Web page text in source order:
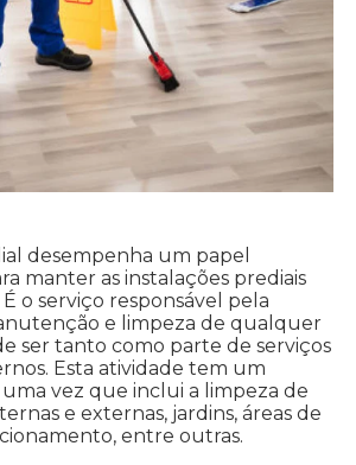
desempenha um papel
manter as instalações prediais
o serviço responsável pela
e limpeza de qualquer
ser tanto como parte de serviços
Esta atividade tem um
vez que inclui a limpeza de
e externas, jardins, áreas de
entre outras.